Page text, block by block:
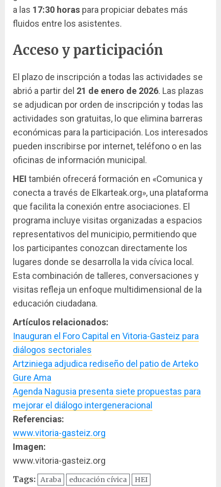
a las 17:30 horas para propiciar debates más
fluidos entre los asistentes.
Acceso y participación
El plazo de inscripción a todas las actividades se
abrió a partir del 21 de enero de 2026. Las plazas
se adjudican por orden de inscripción y todas las
actividades son gratuitas, lo que elimina barreras
económicas para la participación. Los interesados
pueden inscribirse por internet, teléfono o en las
oficinas de información municipal.
HEI también ofrecerá formación en «Comunica y
conecta a través de Elkarteak.org», una plataforma
que facilita la conexión entre asociaciones. El
programa incluye visitas organizadas a espacios
representativos del municipio, permitiendo que
los participantes conozcan directamente los
lugares donde se desarrolla la vida cívica local.
Esta combinación de talleres, conversaciones y
visitas refleja un enfoque multidimensional de la
educación ciudadana.
Artículos relacionados:
Inauguran el Foro Capital en Vitoria-Gasteiz para
diálogos sectoriales
Artziniega adjudica rediseño del patio de Arteko
Gure Ama
Agenda Nagusia presenta siete propuestas para
mejorar el diálogo intergeneracional
Referencias:
www.vitoria-gasteiz.org
Imagen:
www.vitoria-gasteiz.org
Tags: Araba educación cívica
HEI